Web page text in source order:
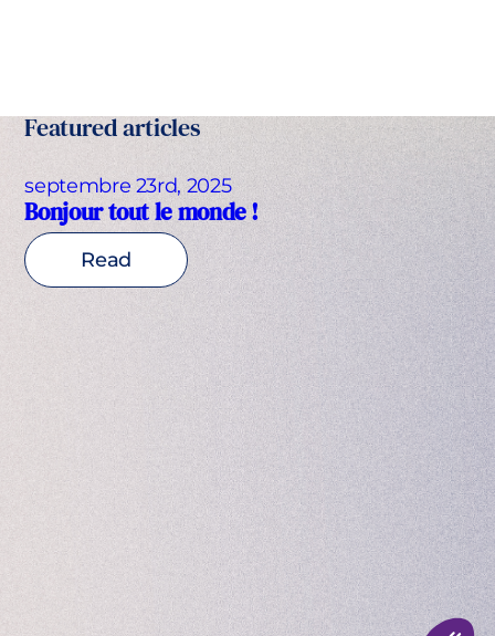
Featured articles
septembre 23rd, 2025
Bonjour tout le monde !
Read